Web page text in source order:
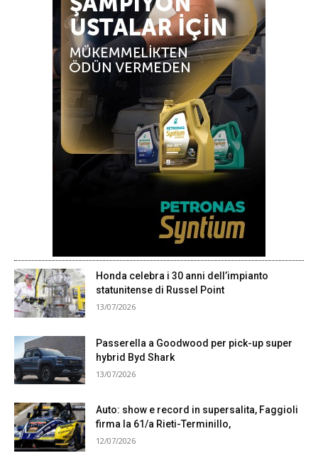
Honda celebra i 30 anni dell’impianto
statunitense di Russel Point
13/07/2026
Passerella a Goodwood per pick-up super
hybrid Byd Shark
13/07/2026
Auto: show e record in supersalita, Faggioli
firma la 61/a Rieti-Terminillo,
12/07/2026